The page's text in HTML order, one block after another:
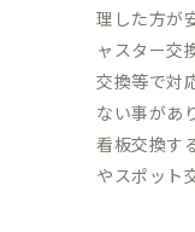
理した方が
ャスター交
交換等で対
ない事があ
看板交換す
やスポット